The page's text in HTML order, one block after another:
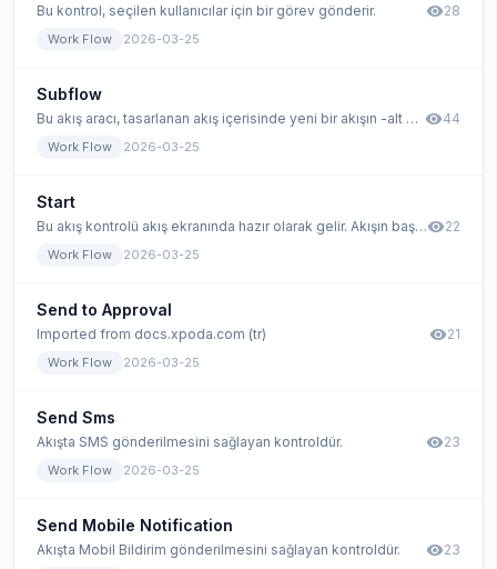
Bu kontrol, seçilen kullanıcılar için bir görev gönderir.
Work Flow 2026-03-25
visibility28
Subflow
Bu akış aracı, tasarlanan akış içerisinde yeni bir akışın -alt akışın- başlatılabilmesi ve buna göre akışın ilerlemesi işlemidir. Alt akışlar, alt akışlarınızın modüler bir şekilde tasarlamanıza izin verir.
Work Flow 2026-03-25
visibility44
Start
Bu akış kontrolü akış ekranında hazır olarak gelir. Akışın başlamasını sağlar. Standart bir kontroldür.
Work Flow 2026-03-25
visibility22
Send to Approval
Imported from docs.xpoda.com (tr)
Work Flow 2026-03-25
visibility21
Send Sms
Akışta SMS gönderilmesini sağlayan kontroldür.
Work Flow 2026-03-25
visibility23
Send Mobile Notification
Akışta Mobil Bildirim gönderilmesini sağlayan kontroldür. visibility23